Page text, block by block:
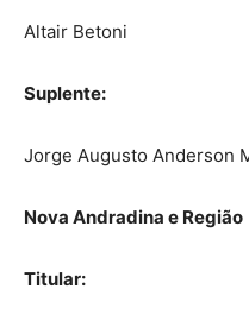
Altair Betoni
Suplente:
Jorge Augusto Anderson
Nova Andradina e Região
Titular: